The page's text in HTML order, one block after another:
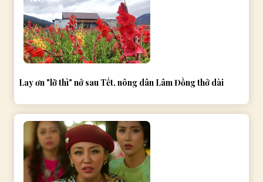
Lay ơn "lỡ thì" nở sau Tết, nông dân Lâm Đồng thở dài